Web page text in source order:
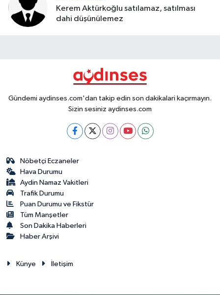
Kerem Aktürkoğlu satılamaz, satılması
dahi düşünülemez
Gündemi aydinses.com'dan takip edin son dakikalari kaçırmayın.
Sizin sesiniz aydinses.com
Nöbetçi Eczaneler
Hava Durumu
Aydin Namaz Vakitleri
Trafik Durumu
Puan Durumu ve Fikstür
Tüm Manşetler
Son Dakika Haberleri
Haber Arşivi
Künye İletişim